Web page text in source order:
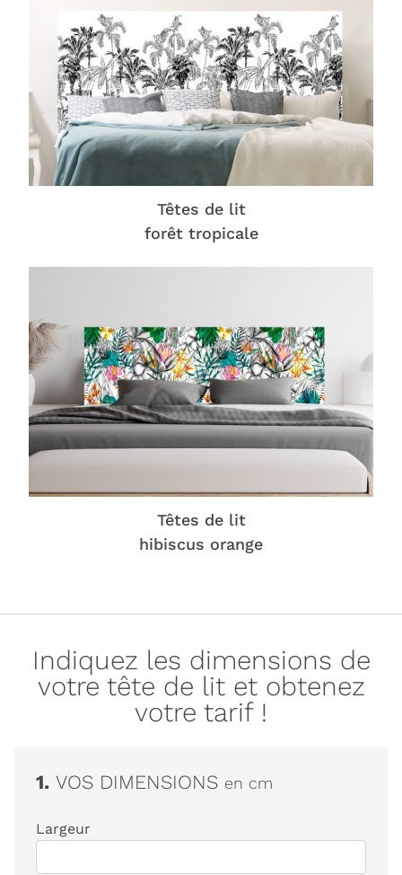
Têtes de lit
forêt tropicale
Têtes de lit
hibiscus orange
Indiquez les dimensions de
votre tête de lit et obtenez
votre tarif !
1. VOS DIMENSIONS en cm
Largeur